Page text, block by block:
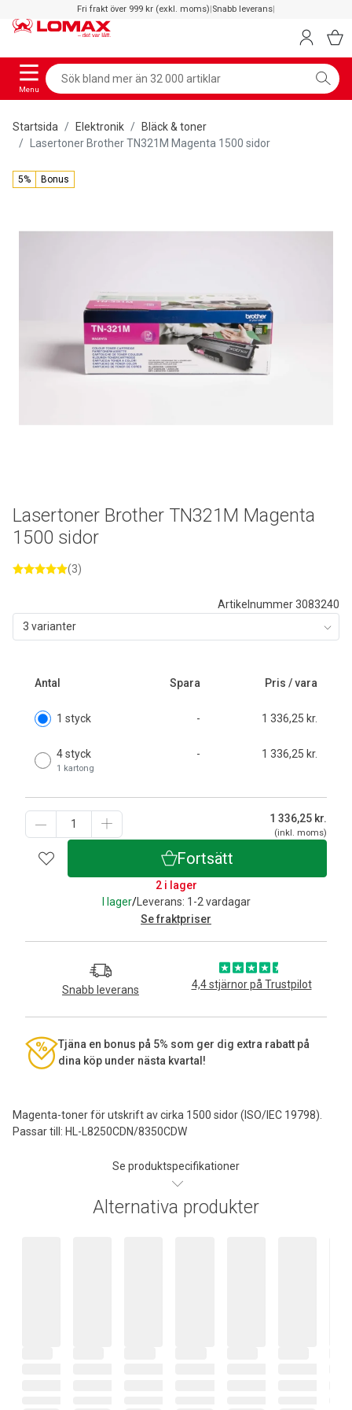
Fri frakt över 999 kr (exkl. moms)|Snabb leverans|
Menu
Startsida Elektronik
Bläck & toner
Lasertoner Brother TN321M Magenta 1500 sidor
5% Bonus
Magenta-toner för utskrift av cirka 1500 sidor (ISO/IEC 19798).
Passar till: HL-L8250CDN/8350CDW
Se produktspecifikationer
Artikelnummer 3083240
3 varianter
Antal Spara Pris / vara
1 styck - 1 336,25 kr.
4 styck
1 kartong
- 1 336,25 kr.
1 336,25 kr.
(inkl. moms)
Fortsätt
2 i lager
I lager/Leverans: 1-2 vardagar
Se fraktpriser
Snabb leverans 4,4 stjärnor på Trustpilot
Tjäna en bonus på 5% som ger dig extra rabatt på
dina köp under nästa kvartal!
Lasertoner Brother TN321M Magenta
1500 sidor
(3)
Alternativa produkter